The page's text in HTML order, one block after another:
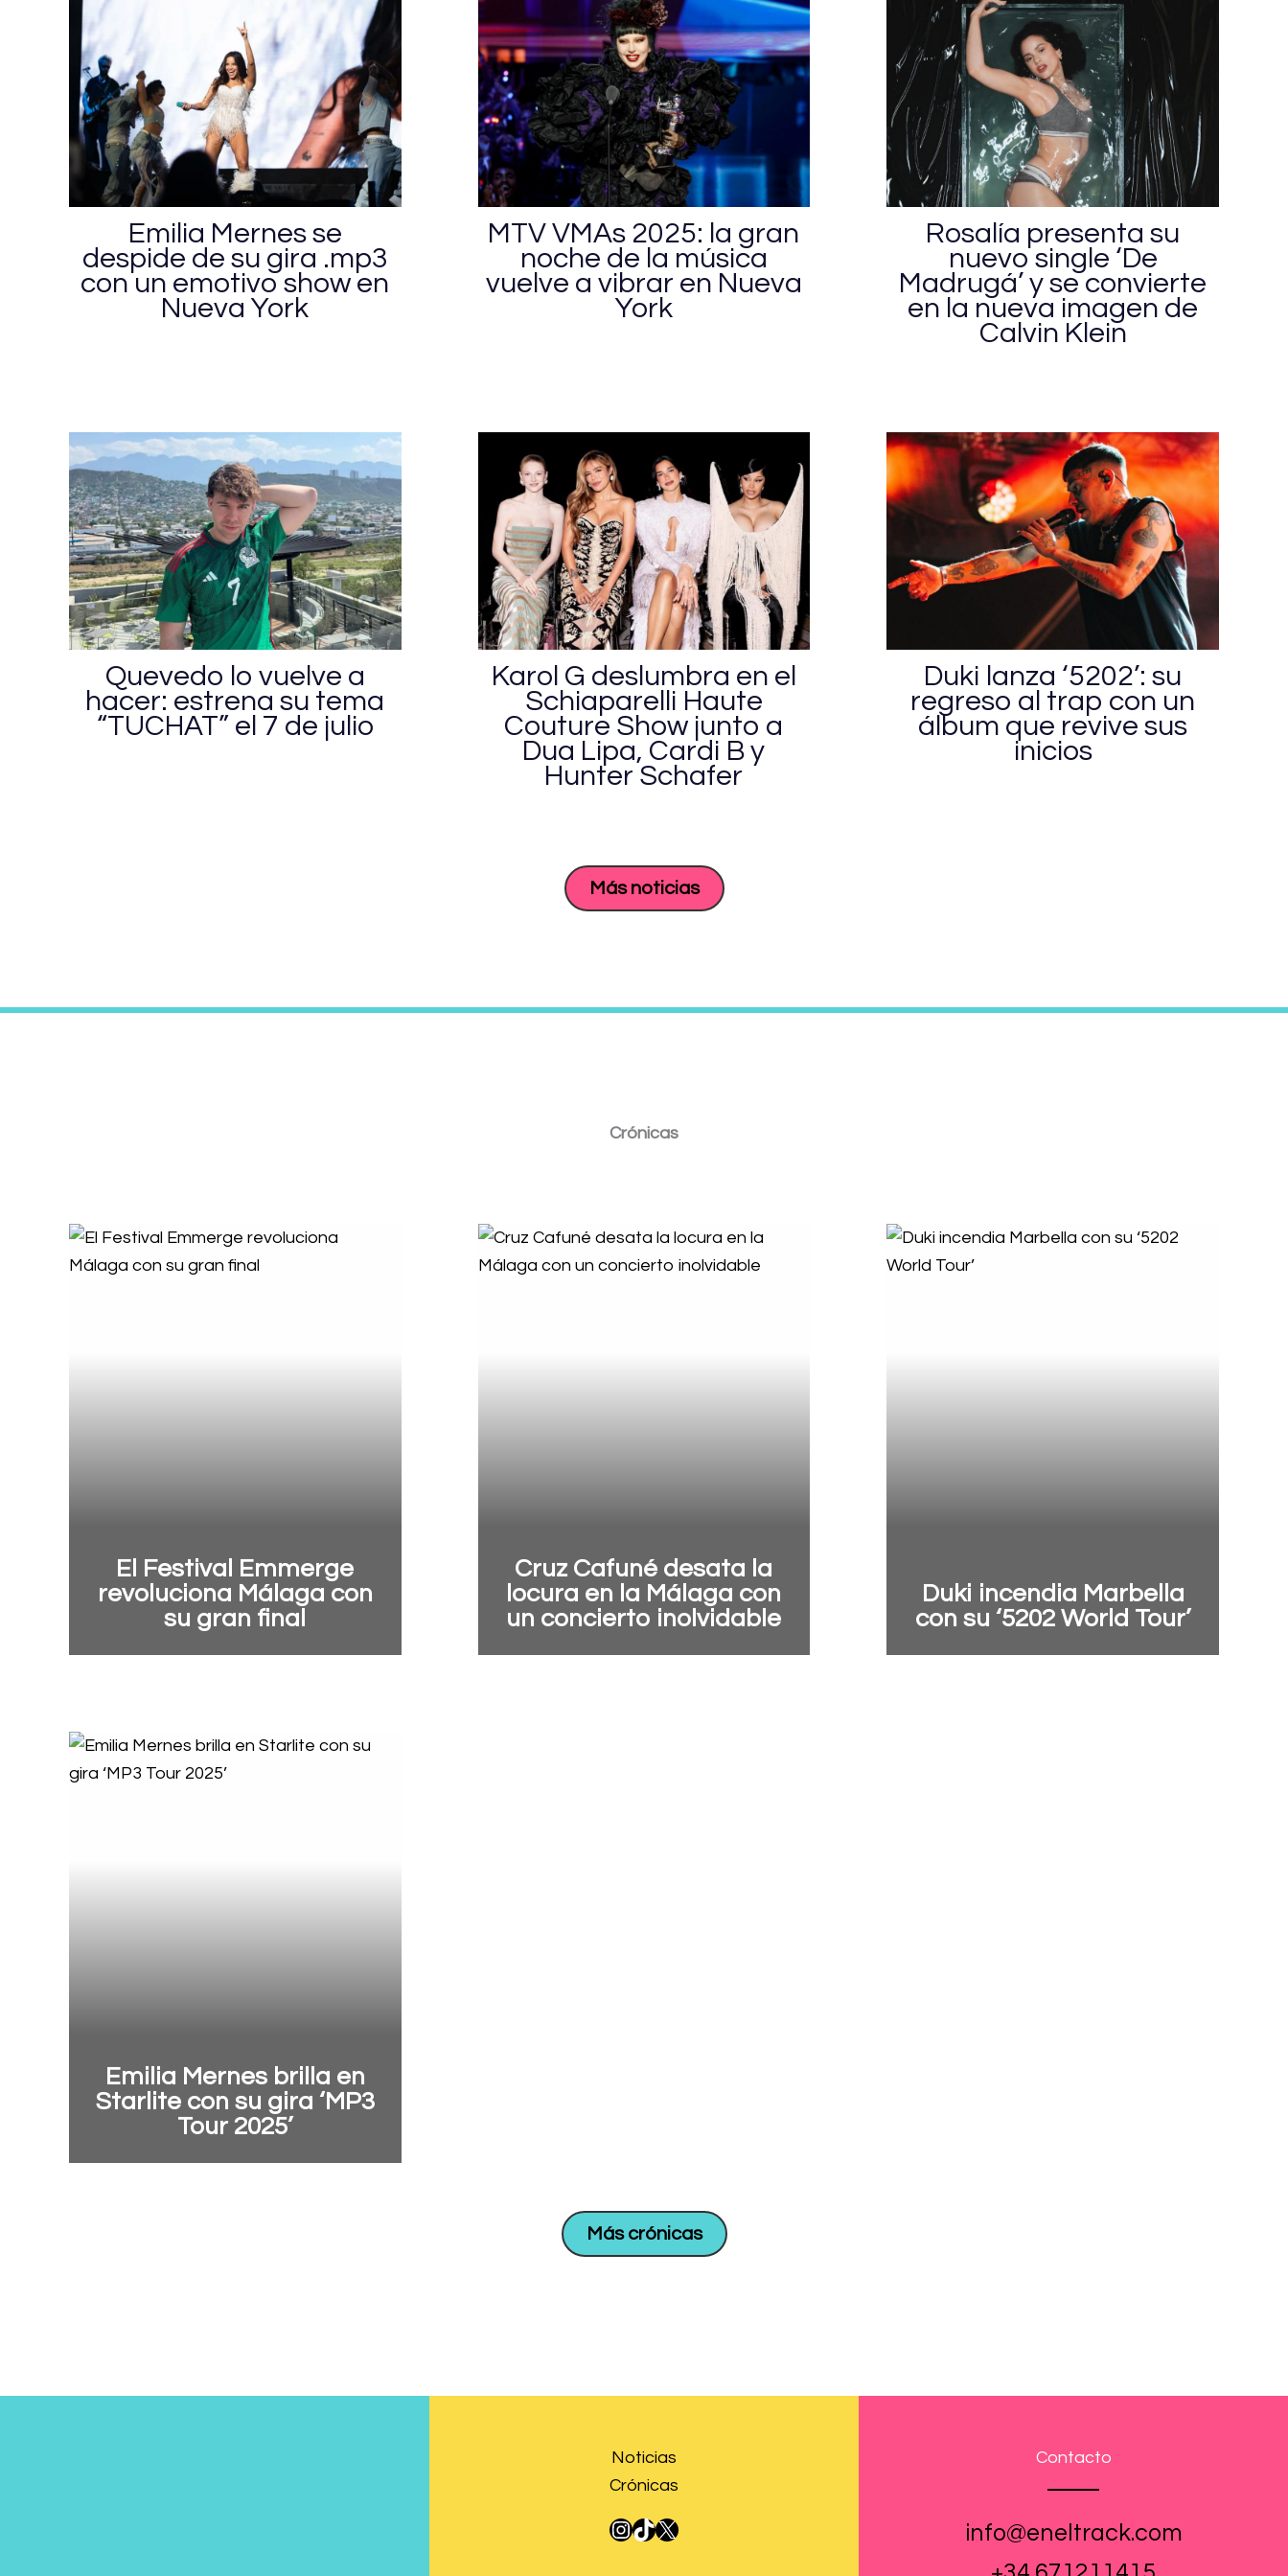
Emilia Mernes se
despide de su gira .mp3
con un emotivo show en
Nueva York
MTV VMAs 2025: la gran
noche de la música
vuelve a vibrar en Nueva
York
Rosalía presenta su
nuevo single ‘De
Madrugá’ y se convierte
en la nueva imagen de
Calvin Klein
Quevedo lo vuelve a
hacer: estrena su tema
“TUCHAT” el 7 de julio
Karol G deslumbra en el
Schiaparelli Haute
Couture Show junto a
Dua Lipa, Cardi B y
Hunter Schafer
Duki lanza ‘5202’: su
regreso al trap con un
álbum que revive sus
inicios
Más noticias
Crónicas
El Festival Emmerge
revoluciona Málaga con
su gran final
Cruz Cafuné desata la
locura en la Málaga con
un concierto inolvidable
Duki incendia Marbella
con su ‘5202 World Tour’
Emilia Mernes brilla en
Starlite con su gira ‘MP3
Tour 2025’
Más crónicas
Noticias
Crónicas
Instagram
TikTok
X
Contacto
info@eneltrack.com